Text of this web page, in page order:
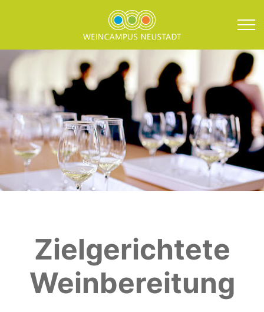
Forschungsprojekte
Zielgerichtete
Weinbereitung